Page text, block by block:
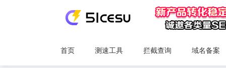
首页 测速工具 拦截查询 域名备案